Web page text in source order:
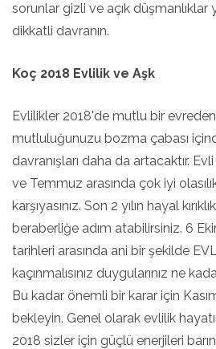
sorunlar gizli ve açık
dikkatli davranın.
Koç 2018 Evlilik ve Aşk
Evlilikler 2018'de mutlu bir
mutluluğunuzu bozma çabası
davranışları daha da artacaktır.
ve Temmuz arasında çok iyi
karşıyasınız. Son 2 yılın hayal
beraberliğe adım atabilirsiniz. 6
tarihleri arasında ani bir şekilde
kaçınmalısınız duygularınız ne
Bu kadar önemli bir karar için
bekleyin. Genel olarak evlilik
2018 sizler için güçlü enerjileri